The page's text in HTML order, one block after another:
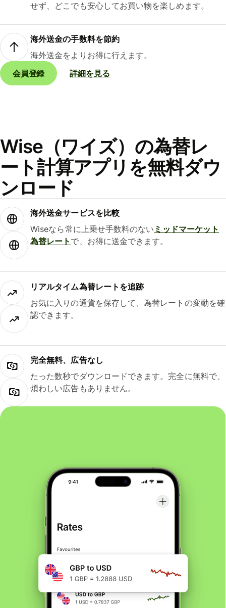
せず、どこでも安心してお買い物を楽しめます。
海外送金の手数料を節約
海外送金をよりお得に行えます。
会員登録
詳細を見る
Wise（ワイズ）の為替レ
ート計算アプリを無料ダウ
ンロード
海外送金サービスを比較
Wiseなら常に上乗せ手数料のない ミッドマーケット
為替レート で、お得に送金できます。
リアルタイム為替レートを追跡
お気に入りの通貨を保存して、為替レートの変動を確
認できます。
完全無料、広告なし
たった数秒でダウンロードできます。完全に無料で、
煩わしい広告もありません。